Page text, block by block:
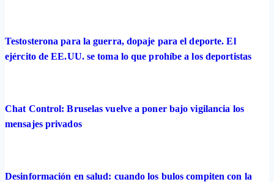
Testosterona para la guerra, dopaje para el deporte. El
ejército de EE.UU. se toma lo que prohíbe a los deportistas
Chat Control: Bruselas vuelve a poner bajo vigilancia los
mensajes privados
Desinformación en salud: cuando los bulos compiten con la